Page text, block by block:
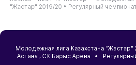
"Жастар" 2019/20 • Регулярный
Молодежная лига Казахстана
Астана , СК Барыс Арена •